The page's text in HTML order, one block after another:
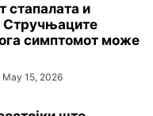
стапалата и
Стручњаците
симптомот може
May 15, 2026